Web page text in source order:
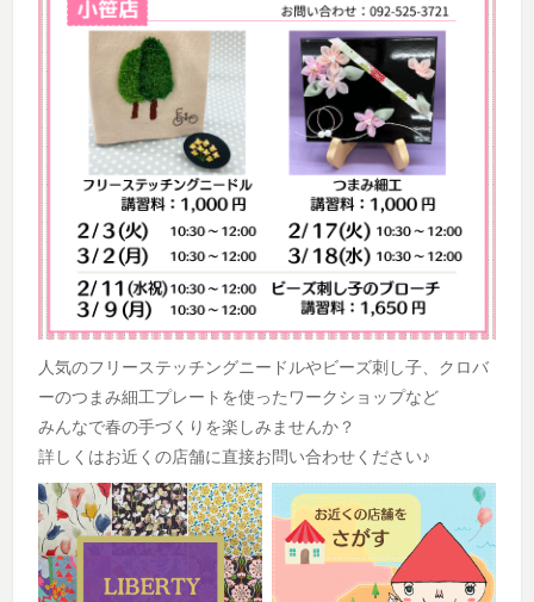
人気のフリーステッチングニードルやビーズ刺し子、クロバ
ーのつまみ細工プレートを使ったワークショップなど
みんなで春の手づくりを楽しみませんか？
詳しくはお近くの店舗に直接お問い合わせください♪